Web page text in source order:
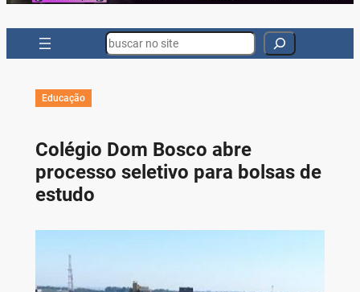
Search
Educação
Colégio Dom Bosco abre
processo seletivo para bolsas de
estudo